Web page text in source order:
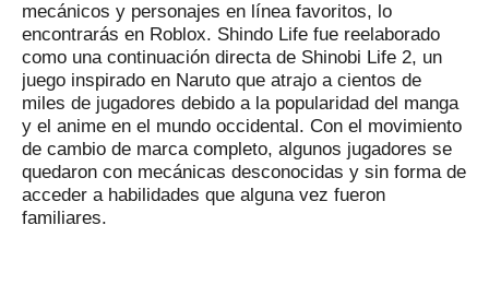
mecánicos y personajes en línea favoritos, lo
encontrarás en Roblox. Shindo Life fue reelaborado
como una continuación directa de Shinobi Life 2, un
juego inspirado en Naruto que atrajo a cientos de
miles de jugadores debido a la popularidad del manga
y el anime en el mundo occidental. Con el movimiento
de cambio de marca completo, algunos jugadores se
quedaron con mecánicas desconocidas y sin forma de
acceder a habilidades que alguna vez fueron
familiares.